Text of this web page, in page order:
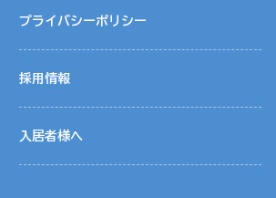
ては、個人情報を預けることがあります。
持などによりお客様の個人情報の漏洩防止
プライバシーポリシー
採用情報
入居者様へ